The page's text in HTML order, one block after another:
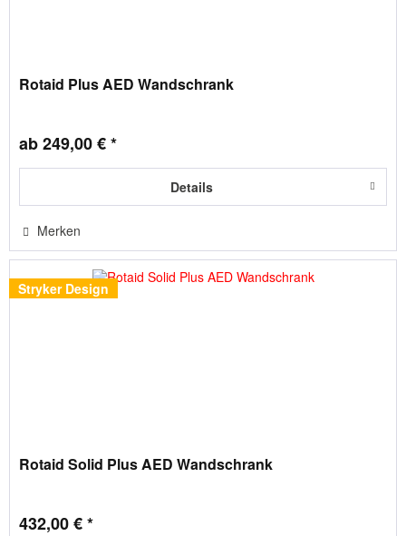
Rotaid Plus AED Wandschrank
ab 249,00 € *
Details
Merken
Stryker Design
Rotaid Solid Plus AED Wandschrank
432,00 € *